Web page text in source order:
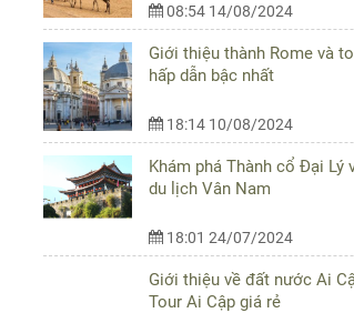
08:54 14/08/2024
Giới thiệu thành Rome và
hấp dẫn bậc nhất
18:14 10/08/2024
Khám phá Thành cổ Đại Lý
du lịch Vân Nam
18:01 24/07/2024
Giới thiệu về đất nước Ai
Tour Ai Cập giá rẻ